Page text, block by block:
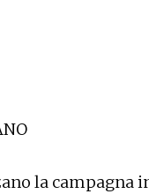
la campagna